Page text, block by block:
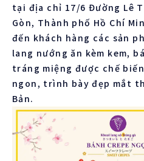
tại địa chỉ 17/6 Đường Lê
Gòn, Thành phố Hồ Chí
đến khách hàng các sản
lang nướng ăn kèm kem,
tráng miệng được chế
ngon, trình bày đẹp mắt
Bản.